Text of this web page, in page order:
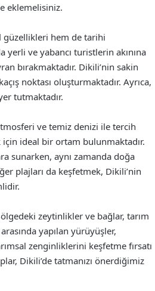
eklemelisiniz.
güzellikleri hem de tarihi
ve yabancı turistlerin akınına
bırakmaktadır. Dikili’nin sakin
noktası oluşturmaktadır. Ayrıca,
tutmaktadır.
ve temiz denizi ile tercih
ideal bir ortam bulunmaktadır.
sunarken, aynı zamanda doğa
plajları da keşfetmek, Dikili’nin
zeytinlikler ve bağlar, tarım
yapılan yürüyüşler,
zenginliklerini keşfetme fırsatı
Dikili’de tatmanızı önerdiğimiz